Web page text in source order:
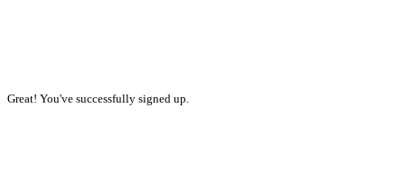
Great! You've successfully signed up.